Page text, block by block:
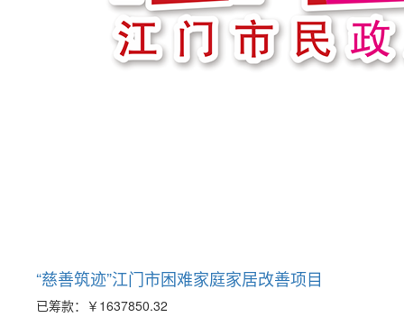
“慈善筑迹”江门市困难家庭家居改善项目
已筹款： ￥1637850.32